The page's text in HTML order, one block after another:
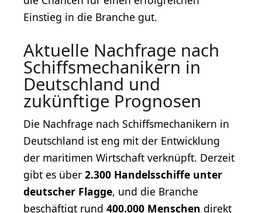
Einstieg in die Branche gut.
Aktuelle Nachfrage nach
Schiffsmechanikern in
Deutschland und
zukünftige Prognosen
Die Nachfrage nach Schiffsmechanikern in
Deutschland ist eng mit der Entwicklung
der maritimen Wirtschaft verknüpft. Derzeit
gibt es über 2.300 Handelsschiffe unter
deutscher Flagge, und die Branche
beschäftigt rund 400.000 Menschen direkt